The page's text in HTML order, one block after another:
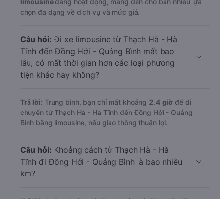
limousine đang hoạt động, mang đến cho bạn nhiều lựa
chọn đa dạng về dịch vụ và mức giá.
Câu hỏi: Đi xe limousine từ Thạch Hà - Hà
Tĩnh đến Đồng Hới - Quảng Bình mất bao
lâu, có mất thời gian hơn các loại phương
tiện khác hay không?
Trả lời: Trung bình, bạn chỉ mất khoảng 2.4 giờ để di
chuyển từ Thạch Hà - Hà Tĩnh đến Đồng Hới - Quảng
Bình bằng limousine, nếu giao thông thuận lợi.
Câu hỏi: Khoảng cách từ Thạch Hà - Hà
Tĩnh đi Đồng Hới - Quảng Bình là bao nhiêu
km?